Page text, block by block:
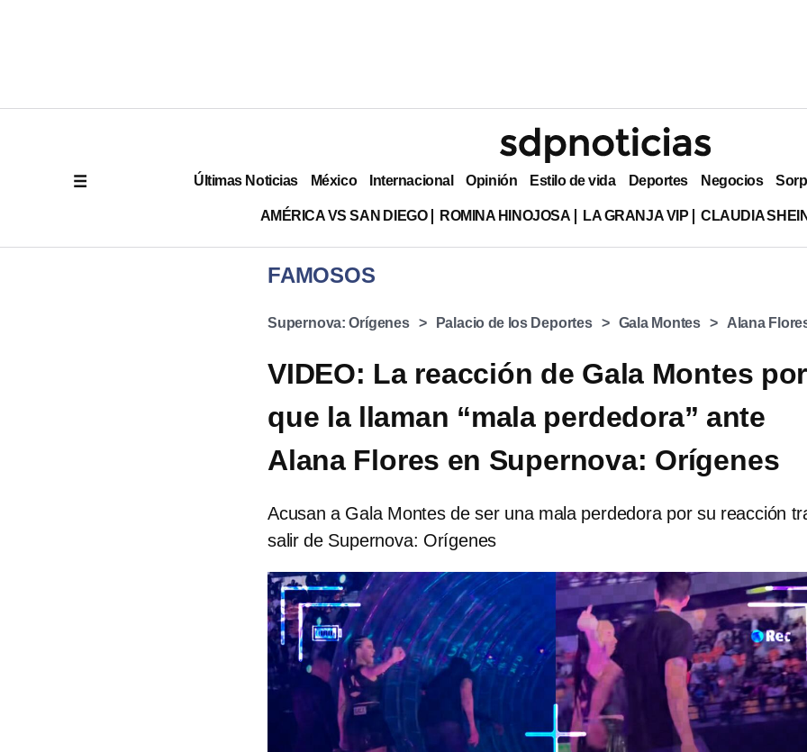
Últimas Noticias México Internacional Opinión Estilo de vida Deportes Negocios
AMÉRICA VS SAN DIEGO ROMINA HINOJOSA LA GRANJA VIP CLAUDIA
FAMOSOS
Supernova: Orígenes Palacio de los Deportes Gala Montes Alana
VIDEO: La reacción de Gala Montes
que la llaman “mala perdedora” ante
Alana Flores en Supernova: Orígenes
Acusan a Gala Montes de ser una mala perdedora por su reacción
salir de Supernova: Orígenes